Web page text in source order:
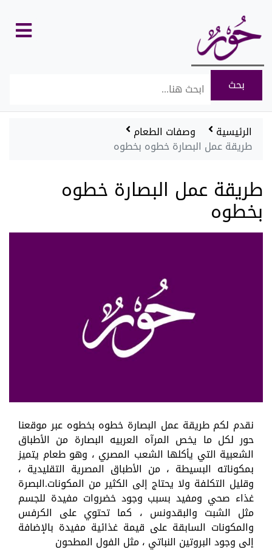
الرئيسية وصفات الطعام
طريقة عمل البصارة خطوه بخطوه
طريقة عمل البصارة خطوه
بخطوه
نقدم لكم طريقة عمل البصارة خطوه بخطوه عبر موقعنا
حور لكل ما يخص المرآه العربيه البصارة من الأطباق
الشعبية التي يأكلها الشعب المصري ، وهو طعام يتميز
بمكوناته البسيطة ، من الأطباق المصرية التقليدية ،
وقليل التكلفة ولا يحتاج إلى الكثير من المكونات.البصرة
غذاء صحي ومفيد بسبب وجود خضروات مفيدة للجسم
مثل الشبت والبقدونس ، كما تحتوي على الكرفس
والمكونات السابقة على قيمة غذائية مفيدة بالإضافة
إلى وجود البروتين النباتي ، مثل الفول المطحون